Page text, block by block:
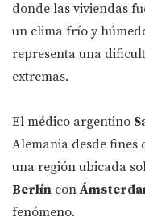
donde las viviendas
un clima frío y
representa una
extremas.
El médico argentino
Alemania desde fines
una región ubicada
Berlín con
fenómeno.